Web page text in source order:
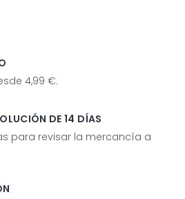
4,99 €.
DE 14 DÍAS
para revisar la mercancía a